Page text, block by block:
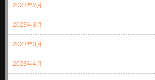
2023年2月
2023年3月
2023年3月
2023年4月